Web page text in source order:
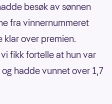
besøk av sønnen
fra vinnernummeret
over premien.
fikk fortelle at hun var
hadde vunnet over 1,7